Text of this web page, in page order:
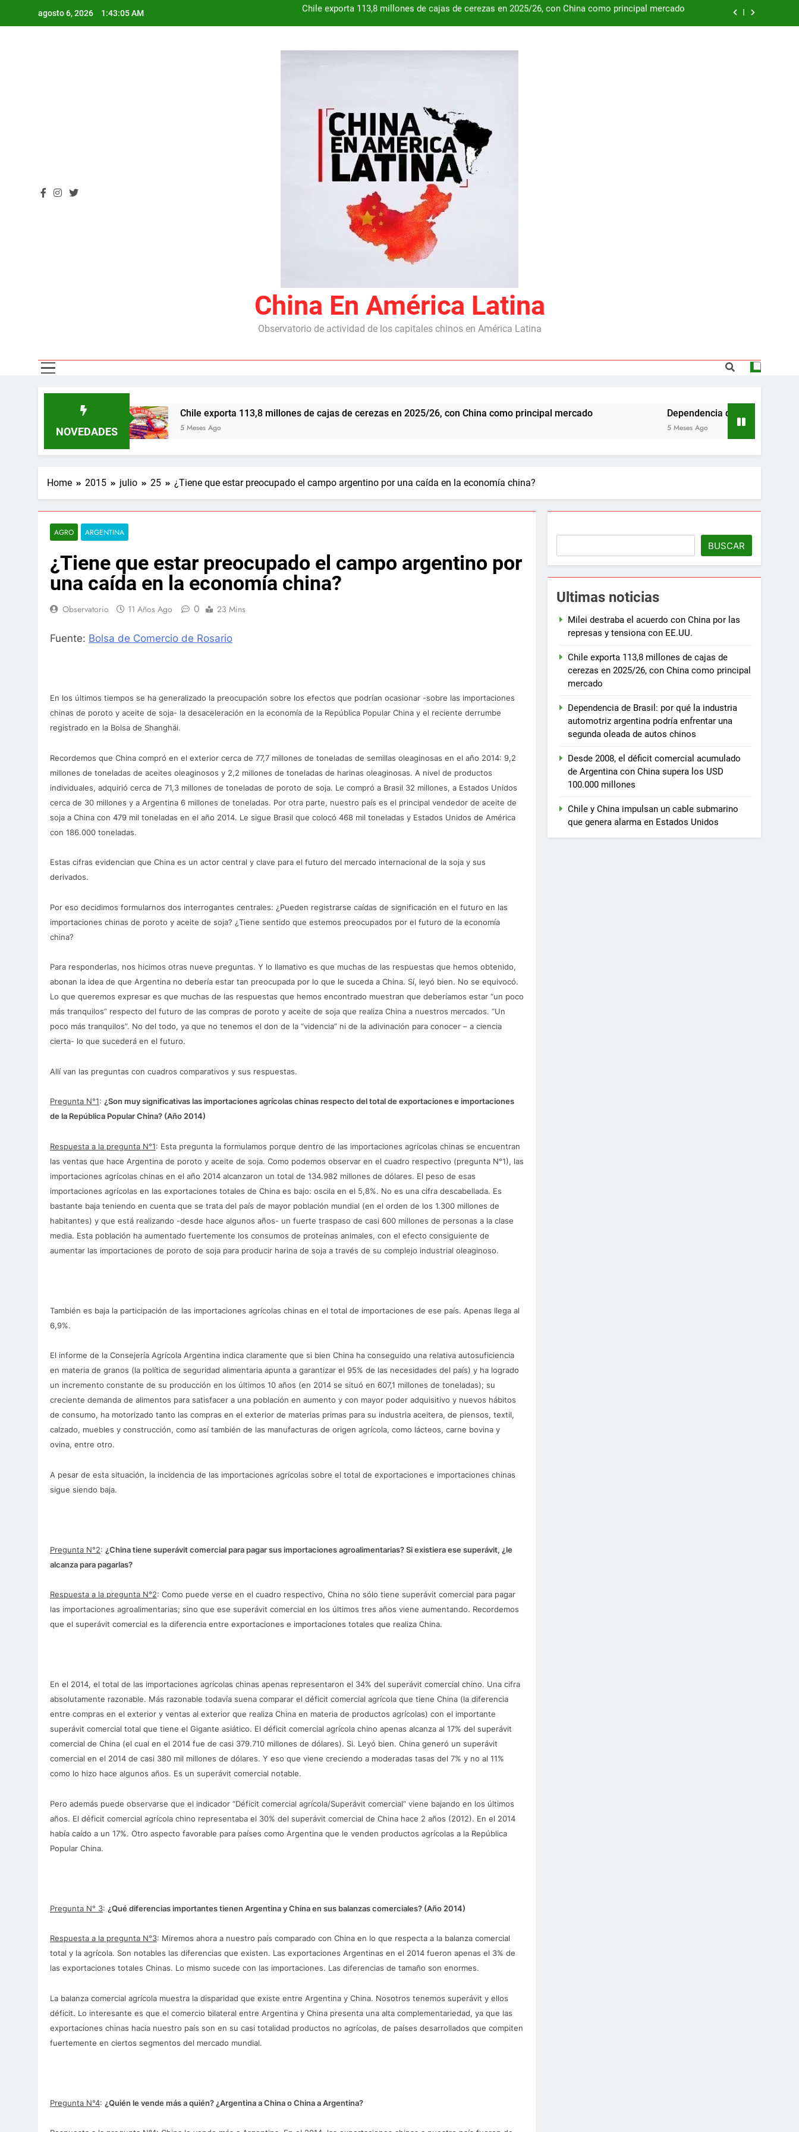
agosto 6, 2026 1:43:06 AM
Dependencia de Brasil: por qué la industria automotriz argentina podría enfrentar una segunda oleada de
Dependencia de Brasil: por qué la industria automotriz argentina podría enfrentar una segunda oleada de
Desde 2008, el déficit comercial acumulado de Argentina con China supera los USD 100.000 millones
China En América Latina
Observatorio de actividad de los capitales chinos en América Latina
NOVEDADES
Chile exporta 113,8 millones de cajas de cerezas en 2025/26, con China como principal mercado
5 Meses Ago
Dependencia de Brasil: por qué la
Home 2015 julio 25 ¿Tiene que estar preocupado el campo argentino por una caída en la economía china?
AGRO ARGENTINA
¿Tiene que estar preocupado el campo argentino por
una caída en la economía china?
Observatorio 11 Años Ago 0 23 Mins
Fuente: Bolsa de Comercio de Rosario
En los últimos tiempos se ha generalizado la preocupación sobre los efectos que podrían ocasionar -sobre las importaciones
chinas de poroto y aceite de soja- la desaceleración en la economía de la República Popular China y el reciente derrumbe
registrado en la Bolsa de Shanghái.
Recordemos que China compró en el exterior cerca de 77,7 millones de toneladas de semillas oleaginosas en el año 2014: 9,2
millones de toneladas de aceites oleaginosos y 2,2 millones de toneladas de harinas oleaginosas. A nivel de productos
individuales, adquirió cerca de 71,3 millones de toneladas de poroto de soja. Le compró a Brasil 32 millones, a Estados Unidos
cerca de 30 millones y a Argentina 6 millones de toneladas. Por otra parte, nuestro país es el principal vendedor de aceite de
soja a China con 479 mil toneladas en el año 2014. Le sigue Brasil que colocó 468 mil toneladas y Estados Unidos de América
con 186.000 toneladas.
Estas cifras evidencian que China es un actor central y clave para el futuro del mercado internacional de la soja y sus
derivados.
Por eso decidimos formularnos dos interrogantes centrales: ¿Pueden registrarse caídas de significación en el futuro en las
importaciones chinas de poroto y aceite de soja? ¿Tiene sentido que estemos preocupados por el futuro de la economía
china?
Para responderlas, nos hicimos otras nueve preguntas. Y lo llamativo es que muchas de las respuestas que hemos obtenido,
abonan la idea de que Argentina no debería estar tan preocupada por lo que le suceda a China. Sí, leyó bien. No se equivocó.
Lo que queremos expresar es que muchas de las respuestas que hemos encontrado muestran que deberíamos estar “un poco
más tranquilos” respecto del futuro de las compras de poroto y aceite de soja que realiza China a nuestros mercados. “Un
poco más tranquilos”. No del todo, ya que no tenemos el don de la “videncia” ni de la adivinación para conocer – a ciencia
cierta- lo que sucederá en el futuro.
Allí van las preguntas con cuadros comparativos y sus respuestas.
Pregunta N°1: ¿Son muy significativas las importaciones agrícolas chinas respecto del total de exportaciones e importaciones
de la República Popular China? (Año 2014)
Respuesta a la pregunta N°1: Esta pregunta la formulamos porque dentro de las importaciones agrícolas chinas se encuentran
las ventas que hace Argentina de poroto y aceite de soja. Como podemos observar en el cuadro respectivo (pregunta N°1), las
importaciones agrícolas chinas en el año 2014 alcanzaron un total de 134.982 millones de dólares. El peso de esas
importaciones agrícolas en las exportaciones totales de China es bajo: oscila en el 5,8%. No es una cifra descabellada. Es
bastante baja teniendo en cuenta que se trata del país de mayor población mundial (en el orden de los 1.300 millones de
habitantes) y que está realizando -desde hace algunos años- un fuerte traspaso de casi 600 millones de personas a la clase
media. Esta población ha aumentado fuertemente los consumos de proteínas animales, con el efecto consiguiente de
aumentar las importaciones de poroto de soja para producir harina de soja a través de su complejo industrial oleaginoso.
También es baja la participación de las importaciones agrícolas chinas en el total de importaciones de ese país. Apenas llega al
6,9%.
El informe de la Consejería Agrícola Argentina indica claramente que si bien China ha conseguido una relativa autosuficiencia
en materia de granos (la política de seguridad alimentaria apunta a garantizar el 95% de las necesidades del país) y ha logrado
un incremento constante de su producción en los últimos 10 años (en 2014 se situó en 607,1 millones de toneladas); su
creciente demanda de alimentos para satisfacer a una población en aumento y con mayor poder adquisitivo y nuevos hábitos
de consumo, ha motorizado tanto las compras en el exterior de materias primas para su industria aceitera, de piensos, textil,
calzado, muebles y construcción, como así también de las manufacturas de origen agrícola, como lácteos, carne bovina y
ovina, entre otro.
A pesar de esta situación, la incidencia de las importaciones agrícolas sobre el total de exportaciones e importaciones chinas
sigue siendo baja.
Pregunta N°2: ¿China tiene superávit comercial para pagar sus importaciones agroalimentarias? Si existiera ese superávit, ¿le
alcanza para pagarlas?
Respuesta a la pregunta N°2: Como puede verse en el cuadro respectivo, China no sólo tiene superávit comercial para pagar
las importaciones agroalimentarias; sino que ese superávit comercial en los últimos tres años viene aumentando. Recordemos
que el superávit comercial es la diferencia entre exportaciones e importaciones totales que realiza China.
En el 2014, el total de las importaciones agrícolas chinas apenas representaron el 34% del superávit comercial chino. Una cifra
absolutamente razonable. Más razonable todavía suena comparar el déficit comercial agrícola que tiene China (la diferencia
entre compras en el exterior y ventas al exterior que realiza China en materia de productos agrícolas) con el importante
superávit comercial total que tiene el Gigante asiático. El déficit comercial agrícola chino apenas alcanza al 17% del superávit
comercial de China (el cual en el 2014 fue de casi 379.710 millones de dólares). Si. Leyó bien. China generó un superávit
comercial en el 2014 de casi 380 mil millones de dólares. Y eso que viene creciendo a moderadas tasas del 7% y no al 11%
como lo hizo hace algunos años. Es un superávit comercial notable.
Pero además puede observarse que el indicador “Déficit comercial agrícola/Superávit comercial” viene bajando en los últimos
años. El déficit comercial agrícola chino representaba el 30% del superávit comercial de China hace 2 años (2012). En el 2014
había caído a un 17%. Otro aspecto favorable para países como Argentina que le venden productos agrícolas a la República
Popular China.
Pregunta N° 3: ¿Qué diferencias importantes tienen Argentina y China en sus balanzas comerciales? (Año 2014)
Respuesta a la pregunta N°3: Miremos ahora a nuestro país comparado con China en lo que respecta a la balanza comercial
total y la agrícola. Son notables las diferencias que existen. Las exportaciones Argentinas en el 2014 fueron apenas el 3% de
las exportaciones totales Chinas. Lo mismo sucede con las importaciones. Las diferencias de tamaño son enormes.
La balanza comercial agrícola muestra la disparidad que existe entre Argentina y China. Nosotros tenemos superávit y ellos
déficit. Lo interesante es que el comercio bilateral entre Argentina y China presenta una alta complementariedad, ya que las
exportaciones chinas hacia nuestro país son en su casi totalidad productos no agrícolas, de países desarrollados que compiten
fuertemente en ciertos segmentos del mercado mundial.
Pregunta N°4: ¿Quién le vende más a quién? ¿Argentina a China o China a Argentina?
BUSCAR
Ultimas noticias
Milei destraba el acuerdo con China por las
represas y tensiona con EE.UU.
Chile exporta 113,8 millones de cajas de
cerezas en 2025/26, con China como principal
mercado
Dependencia de Brasil: por qué la industria
automotriz argentina podría enfrentar una
segunda oleada de autos chinos
Desde 2008, el déficit comercial acumulado
de Argentina con China supera los USD
100.000 millones
Chile y China impulsan un cable submarino
que genera alarma en Estados Unidos